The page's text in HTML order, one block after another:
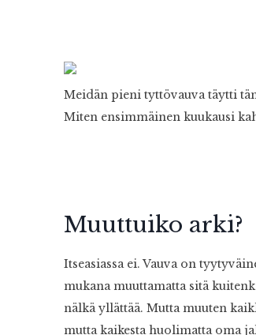
Meidän pieni tyttövauva täytti
Miten ensimmäinen kuukausi
Muuttuiko arki?
Itseasiassa ei. Vauva on
mukana muuttamatta sitä
nälkä yllättää. Mutta muuten
mutta kaikesta huolimatta oma